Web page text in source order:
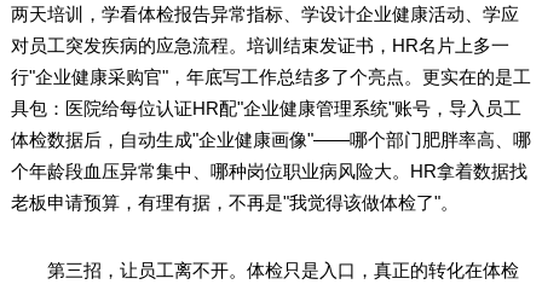
两天培训，学看体检报告异常指标、学设计企业健康活动、学应
对员工突发疾病的应急流程。培训结束发证书，HR名片上多一
行"企业健康采购官"，年底写工作总结多了个亮点。更实在的是工
具包：医院给每位认证HR配"企业健康管理系统"账号，导入员工
体检数据后，自动生成"企业健康画像"——哪个部门肥胖率高、哪
个年龄段血压异常集中、哪种岗位职业病风险大。HR拿着数据找
老板申请预算，有理有据，不再是"我觉得该做体检了"。
第三招，让员工离不开。体检只是入口，真正的转化在体检